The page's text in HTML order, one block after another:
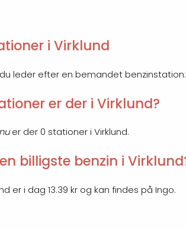
i Virklund
leder efter en bemandet benzinstation:
er der i Virklund?
er der 0 stationer i Virklund.
billigste benzin i
er i dag 13.39 kr og kan findes på Ingo.